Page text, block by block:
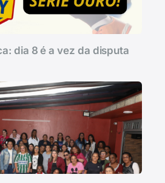
dia 8 é a vez da disputa